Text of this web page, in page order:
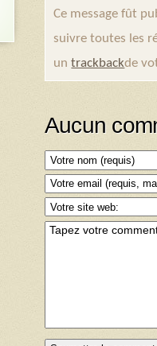
Ce message fût
suivre toutes les
untrackbackde
Aucun